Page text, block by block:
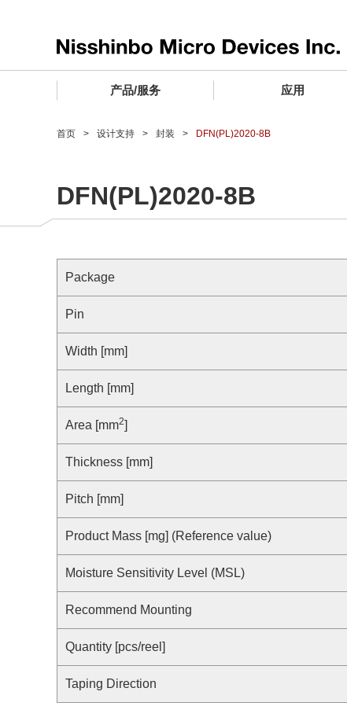
产品/服务
微波产品
寻找交叉参考产品
应用
车载用IC
消费设备用IC
微波产品
电子器件
微波产品
企业理念
业务领域
合规举报中心
了解⽇清纺微电⼦株式会社
首页 设计支持 封装 DFN(PL)2020-8B
DFN(PL)2020-8B
Package
Pin
Width [mm]
Length [mm]
Area [mm2]
Thickness [mm]
Pitch [mm]
Product Mass [mg] (Reference value)
Moisture Sensitivity Level (MSL)
Recommend Mounting
Quantity [pcs/reel]
Taping Direction